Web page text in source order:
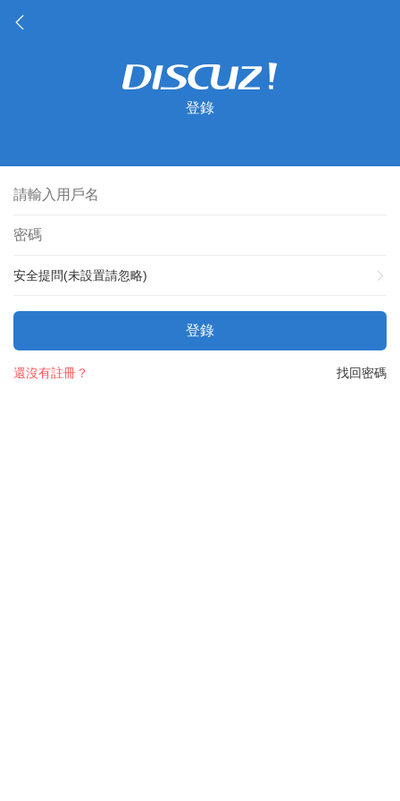
登錄
安全提問(未設置請忽略)
登錄
找回密碼
還沒有註冊？